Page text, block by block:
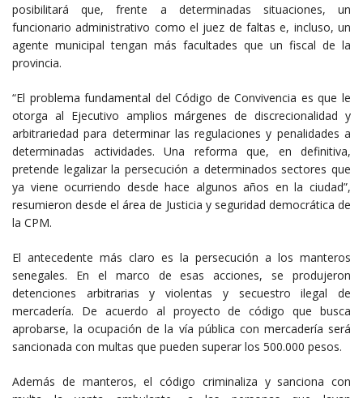
posibilitará que, frente a determinadas situaciones, un
funcionario administrativo como el juez de faltas e, incluso, un
agente municipal tengan más facultades que un fiscal de la
provincia.
“El problema fundamental del Código de Convivencia es que le
otorga al Ejecutivo amplios márgenes de discrecionalidad y
arbitrariedad para determinar las regulaciones y penalidades a
determinadas actividades. Una reforma que, en definitiva,
pretende legalizar la persecución a determinados sectores que
ya viene ocurriendo desde hace algunos años en la ciudad”,
resumieron desde el área de Justicia y seguridad democrática de
la CPM.
El antecedente más claro es la persecución a los manteros
senegales. En el marco de esas acciones, se produjeron
detenciones arbitrarias y violentas y secuestro ilegal de
mercadería. De acuerdo al proyecto de código que busca
aprobarse, la ocupación de la vía pública con mercadería será
sancionada con multas que pueden superar los 500.000 pesos.
Además de manteros, el código criminaliza y sanciona con